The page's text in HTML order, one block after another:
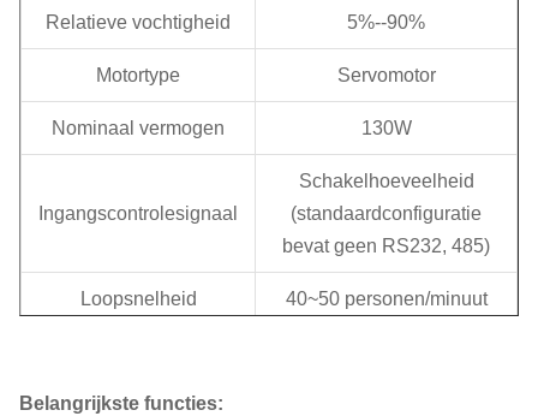
Relatieve vochtigheid 5%--90%
Motortype Servomotor
Nominaal vermogen 130W
Ingangscontrolesignaal
Schakelhoeveelheid
(standaardconfiguratie
bevat geen RS232, 485)
Loopsnelheid 40~50 personen/minuut
Aantal probleemloze
Belangrijkste functies: